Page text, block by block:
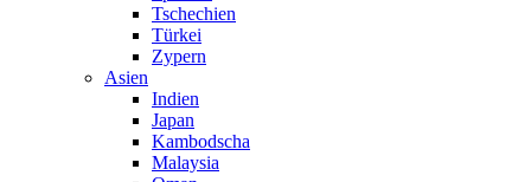
Tschechien
Türkei
Zypern
Asien
Indien
Japan
Kambodscha
Malaysia